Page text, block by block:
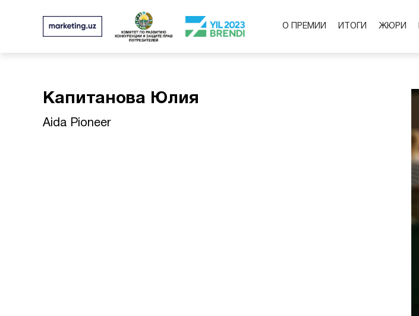
О ПРЕМИИ ИТОГИ ЖЮРИ
Капитанова Юлия
Aida Pioneer